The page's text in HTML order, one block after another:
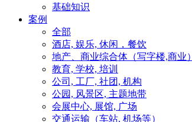
基础知识
案例
全部
酒店, 娱乐, 休闲，餐饮
地产、商业综合体（写字楼,商业）
教育, 学校, 培训
公司, 工厂, 社团, 机构
公园, 风景区, 主题地带
会展中心, 展馆, 广场
交通运输（车站, 机场等）